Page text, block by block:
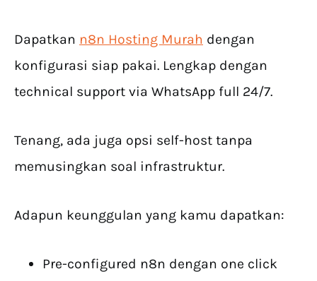
Dapatkan n8n Hosting Murah dengan
konfigurasi siap pakai. Lengkap dengan
technical support via WhatsApp full 24/7.
Tenang, ada juga opsi self-host tanpa
memusingkan soal infrastruktur.
Adapun keunggulan yang kamu dapatkan:
Pre-configured n8n dengan one click